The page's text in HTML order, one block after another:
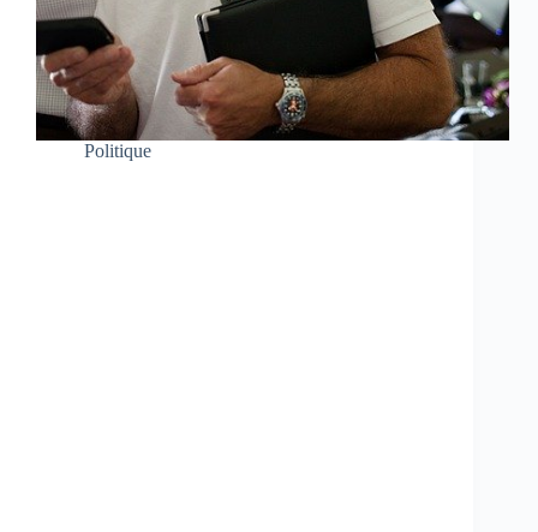
Politique